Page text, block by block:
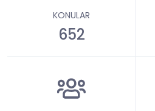
KONULAR
652